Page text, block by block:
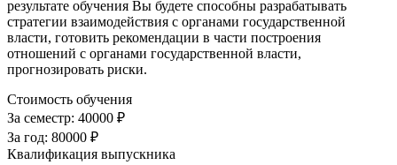
результате обучения Вы будете способны разрабатывать
стратегии взаимодействия с органами государственной
власти, готовить рекомендации в части построения
отношений с органами государственной власти,
прогнозировать риски.
Стоимость обучения
За семестр: 40000 ₽
За год: 80000 ₽
Квалификация выпускника